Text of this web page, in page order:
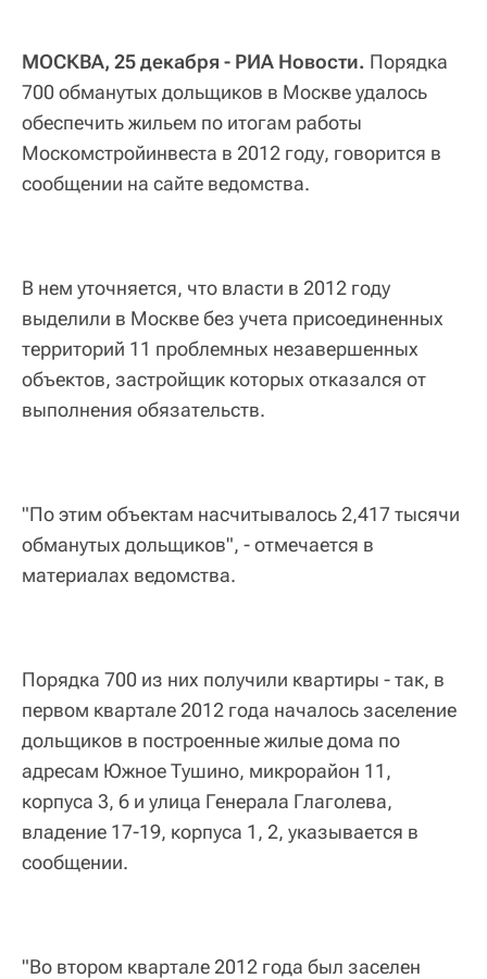
МОСКВА, 25 декабря - РИА Новости. Порядка
700 обманутых дольщиков в Москве удалось
обеспечить жильем по итогам работы
Москомстройинвеста в 2012 году, говорится в
сообщении на сайте ведомства.
В нем уточняется, что власти в 2012 году
выделили в Москве без учета присоединенных
территорий 11 проблемных незавершенных
объектов, застройщик которых отказался от
выполнения обязательств.
"По этим объектам насчитывалось 2,417 тысячи
обманутых дольщиков", - отмечается в
материалах ведомства.
Порядка 700 из них получили квартиры - так, в
первом квартале 2012 года началось заселение
дольщиков в построенные жилые дома по
адресам Южное Тушино, микрорайон 11,
корпуса 3, 6 и улица Генерала Глаголева,
владение 17-19, корпуса 1, 2, указывается в
сообщении.
"Во втором квартале 2012 года был заселен